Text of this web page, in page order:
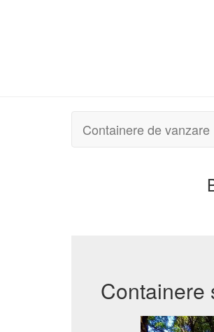
Containere de vanzare
Containere